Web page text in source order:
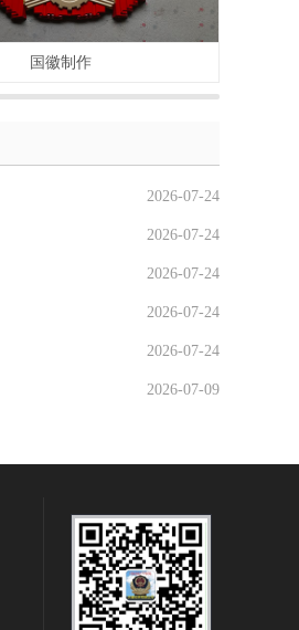
国徽制作
2026-07-24
2026-07-24
2026-07-24
2026-07-24
2026-07-24
2026-07-09